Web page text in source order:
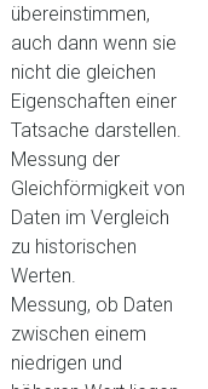
übereinstimmen,
auch dann wenn sie
nicht die gleichen
Eigenschaften einer
Tatsache darstellen.
Messung der
Gleichförmigkeit von
Daten im Vergleich
zu historischen
Werten.
Messung, ob Daten
zwischen einem
niedrigen und